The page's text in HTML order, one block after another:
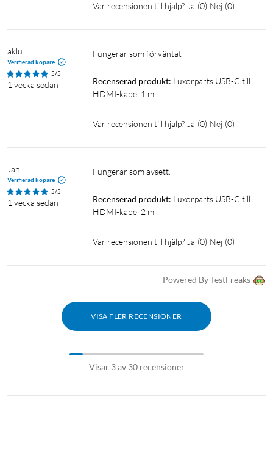
Var recensionen till hjälp? Ja (0) Nej (0)
aklu
Verifierad köpare
5/5
1 vecka sedan
Fungerar som förväntat
Recenserad produkt: Luxorparts USB-C till
HDMI-kabel 1 m
Var recensionen till hjälp? Ja (0) Nej (0)
Jan
Verifierad köpare
5/5
1 vecka sedan
Fungerar som avsett.
Recenserad produkt: Luxorparts USB-C till
HDMI-kabel 2 m
Var recensionen till hjälp? Ja (0) Nej (0)
Powered By TestFreaks
VISA FLER RECENSIONER
Visar 3 av 30 recensioner